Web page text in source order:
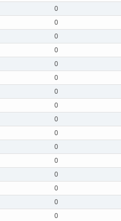
0
0
0
0
0
0
0
0
0
0
0
0
0
0
0
0